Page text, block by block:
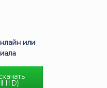
или
HD)